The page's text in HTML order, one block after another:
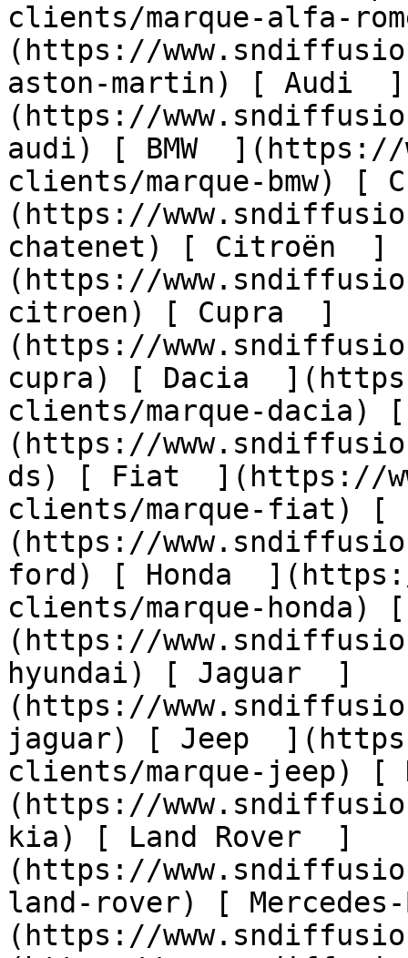
clients/marque-alfa-
(https://
aston-martin) [ Audi  ]
(https://
audi) [ BMW
clients/marque-bmw) [
(https://
chatenet) [ Citroën  ]
(https://
citroen) [ Cupra  ]
(https://
cupra) [ Dacia
clients/marque-dacia)
(https://
ds) [ Fiat  ](https://
clients/marque-fiat) [
(https://
ford) [ Honda
clients/marque-honda)
(https://
hyundai) [ Jaguar  ]
(https://
jaguar) [ Jeep
clients/marque-jeep)
(https://
kia) [ Land Rover  ]
(https://
land-rover) [
(https://